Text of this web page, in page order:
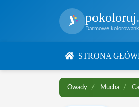
pokoloruj
Darmowe
STRONA
Owady Mucha